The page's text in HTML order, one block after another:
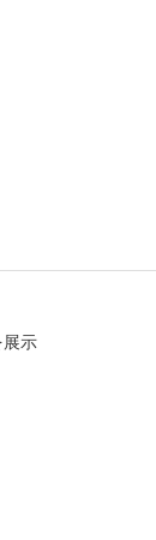
展示